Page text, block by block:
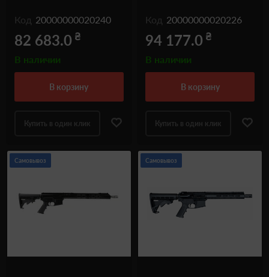
Код 20000000020240
82 683.0 ₴
В наличии
в корзину
Купить в один клик
Код 20000000020226
94 177.0 ₴
В наличии
в корзину
Купить в один клик
Самовывоз Самовывоз